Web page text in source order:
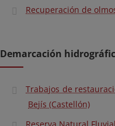
Recuperación de
Demarcación
Trabajos de
Bejís (Castellón)